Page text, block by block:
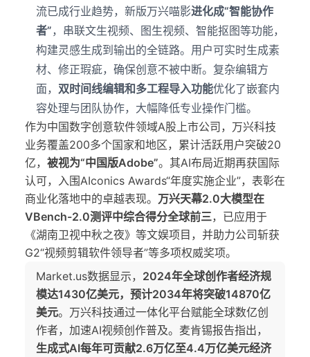
流已成行业趋势，新版万兴喵影进化成“智能协作
者”，串联文生视频、图生视频、智能抠图等功能，
构建灵感生成到输出的全链路。用户可实时生成素
材、修正瑕疵，确保创意不被中断。复杂编辑方
面， 双时间线编辑和多工程导入功能优化了嵌套内
容处理与团队协作，大幅降低专业操作门槛。
作为中国数字创意软件领域A股上市公司，万兴科技
业务覆盖200多个国家和地区，累计活跃用户突破20
亿， 被视为“中国版Adobe”。其AI布局近期再获国际
认可，入围AIconics Awards“年度实施企业”，表彰在
商业化落地中的卓越表现。 万兴天幕2.0大模型在
VBench-2.0测评中综合得分全球前三，已应用于
《湖南卫视中秋之夜》等文娱项目，并助力公司斩获
G2“视频剪辑软件领导者”等多项权威奖项。
Market.us数据显示， 2024年全球创作者经济规
模达1430亿美元，预计2034年将突破14870亿
美元。万兴科技通过一体化平台赋能全球数亿创
作者，加速AI视频创作普及。麦肯锡报告指出，
生成式AI每年可贡献2.6万亿至4.4万亿美元经济